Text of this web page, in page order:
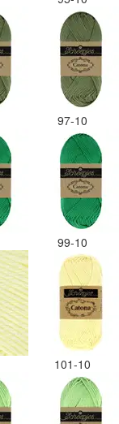
97-10
99-10
101-10